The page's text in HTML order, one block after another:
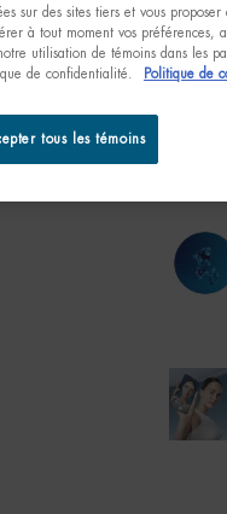
One taille only
75ml
fl.oz.
sur des sites tiers et vous proposer
à tout moment vos préférences,
utilisation de témoins dans les
de confidentialité.
Politique de
tous les témoins